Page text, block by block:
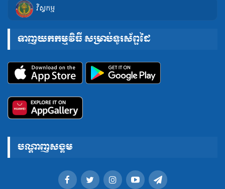
វិស្វកម្ម
ទាញយកកម្មវិធី សម្រាប់ទូរស័ព្ទដៃ
បណ្តាញសង្គម